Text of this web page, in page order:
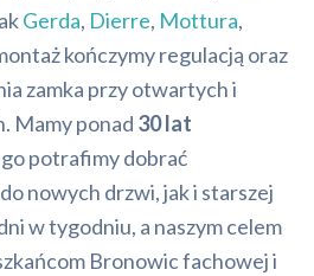
Gerda, Dierre, Mottura,
kończymy regulacją oraz
zamka przy otwartych i
Mamy ponad 30 lat
potrafimy dobrać
nowych drzwi, jak i starszej
w tygodniu, a naszym celem
Bronowic fachowej i